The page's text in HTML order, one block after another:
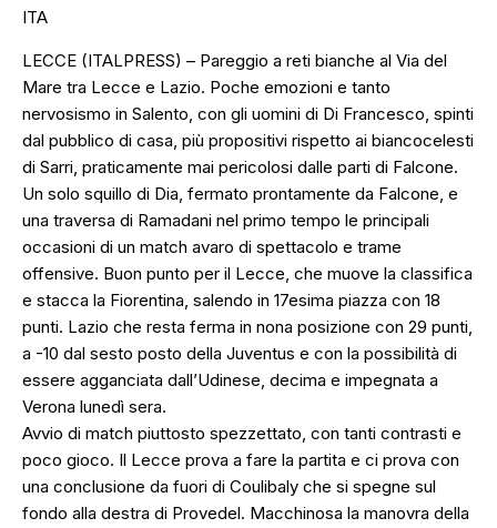
ITA
LECCE (ITALPRESS) – Pareggio a reti bianche al Via del
Mare tra Lecce e Lazio. Poche emozioni e tanto
nervosismo in Salento, con gli uomini di Di Francesco, spinti
dal pubblico di casa, più propositivi rispetto ai biancocelesti
di Sarri, praticamente mai pericolosi dalle parti di Falcone.
Un solo squillo di Dia, fermato prontamente da Falcone, e
una traversa di Ramadani nel primo tempo le principali
occasioni di un match avaro di spettacolo e trame
offensive. Buon punto per il Lecce, che muove la classifica
e stacca la Fiorentina, salendo in 17esima piazza con 18
punti. Lazio che resta ferma in nona posizione con 29 punti,
a -10 dal sesto posto della Juventus e con la possibilità di
essere agganciata dall’Udinese, decima e impegnata a
Verona lunedì sera.
Avvio di match piuttosto spezzettato, con tanti contrasti e
poco gioco. Il Lecce prova a fare la partita e ci prova con
una conclusione da fuori di Coulibaly che si spegne sul
fondo alla destra di Provedel. Macchinosa la manovra della